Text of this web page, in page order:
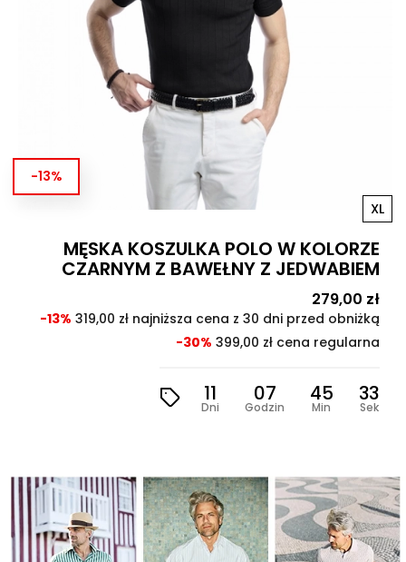
-13%
XL
MĘSKA KOSZULKA POLO W KOLORZE
CZARNYM Z BAWEŁNY Z JEDWABIEM
Cena
279,00 zł
-13% 319,00 zł najniższa cena z 30 dni przed obniżką
-30% 399,00 zł cena regularna
11
Dni
07
Godzin
45
Min
31
Sek